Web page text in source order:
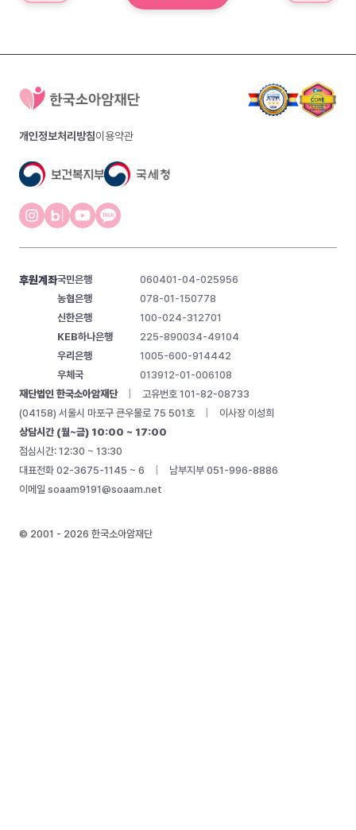
개인정보처리방침이용약관
재단법인 한국소아암재단
고유번호 101-82-08733
(04158) 서울시 마포구 큰우물로 75 501호
이사장 이성희
상담시간 (월~금) 10:00 ~ 17:00
점심시간: 12:30 ~ 13:30
대표전화 02-3675-1145 ~ 6
남부지부 051-996-8886
이메일 soaam9191@soaam.net
© 2001 - 2026 한국소아암재단
후원계좌국민은행
060401-04-025956
농협은행
078-01-150778
신한은행
100-024-312701
KEB하나은행
225-890034-49104
우리은행
1005-600-914442
우체국
013912-01-006108